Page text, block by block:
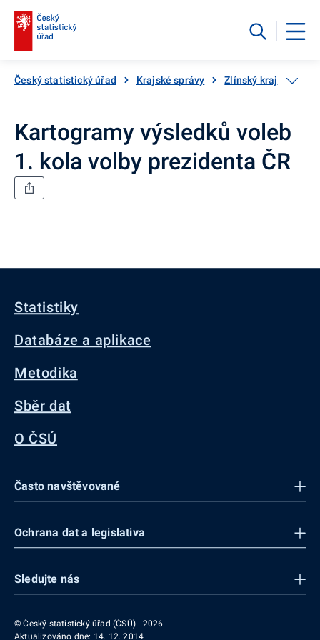
Český statistický úřad Krajské správy Zlínský kraj
Kartogramy výsledků voleb
1. kola volby prezidenta ČR
Statistiky
Databáze a aplikace
Metodika
Sběr dat
O ČSÚ
Často navštěvované
Ochrana dat a legislativa
Sledujte nás
© Český statistický úřad (ČSÚ) | 2026
Aktualizováno dne: 14. 12. 2014